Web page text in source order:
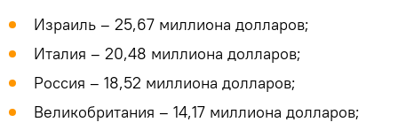
Израиль – 25,67 миллиона долларов;
Италия – 20,48 миллиона долларов;
Россия – 18,52 миллиона долларов;
Великобритания – 14,17 миллиона долларов;